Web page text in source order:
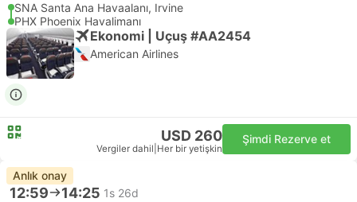
SNA Santa Ana Havaalanı, Irvine
PHX Phoenix Havalimanı
Ekonomi | Uçuş #AA2454
American Airlines
USD 260
Vergiler dahil Her bir yetişkin
Şimdi Rezerve et
Anlık onay
12:59 14:25 1s 26d